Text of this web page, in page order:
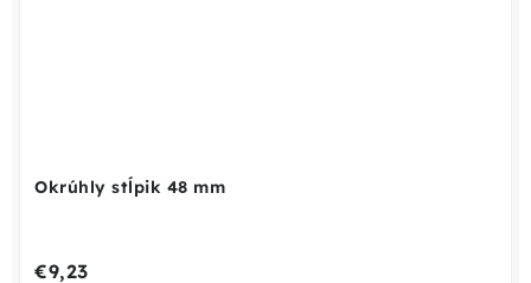
Okrúhly stĺpik 48 mm
€9,23